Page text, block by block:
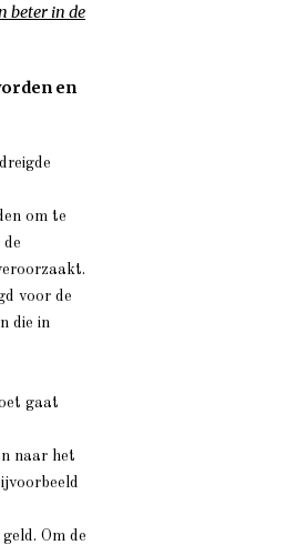
beter in de
en
om te
voor de
die in
gaat
naar het
Om de